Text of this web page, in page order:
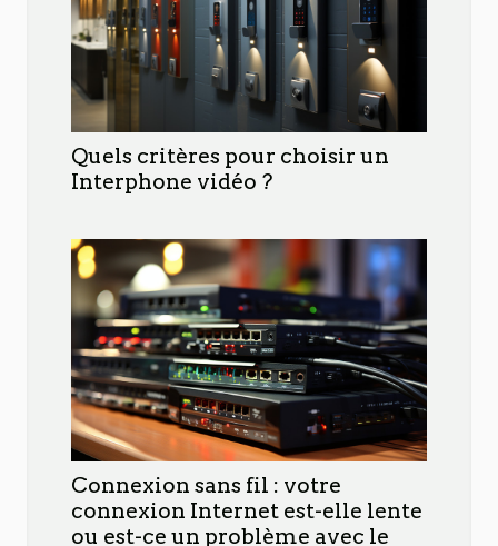
Quels critères pour choisir un
Interphone vidéo ?
Connexion sans fil : votre
connexion Internet est-elle lente
ou est-ce un problème avec le